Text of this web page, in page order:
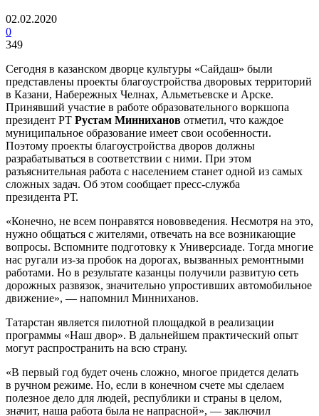
02.02.2020
0
349
Сегодня в казанском дворце культуры «Сайдаш» были
представлены проекты благоустройства дворовых территорий
в Казани, Набережных Челнах, Альметьевске и Арске.
Принявший участие в работе образовательного воркшопа
президент РТ Рустам Минниханов отметил, что каждое
муниципальное образование имеет свои особенности.
Поэтому проекты благоустройства дворов должны
разрабатываться в соответствии с ними. При этом
разъяснительная работа с населением станет одной из самых
сложных задач. Об этом сообщает пресс-служба
президента РТ.
«Конечно, не всем понравятся нововведения. Несмотря на это,
нужно общаться с жителями, отвечать на все возникающие
вопросы. Вспомните подготовку к Универсиаде. Тогда многие
нас ругали из-за пробок на дорогах, вызванных ремонтными
работами. Но в результате казанцы получили развитую сеть
дорожных развязок, значительно упростивших автомобильное
движение», — напомнил Минниханов.
Татарстан является пилотной площадкой в реализации
программы «Наш двор». В дальнейшем практический опыт
могут распространить на всю страну.
«В первый год будет очень сложно, многое придется делать
в ручном режиме. Но, если в конечном счете мы сделаем
полезное дело для людей, республики и страны в целом,
значит, наша работа была не напрасной», — заключил